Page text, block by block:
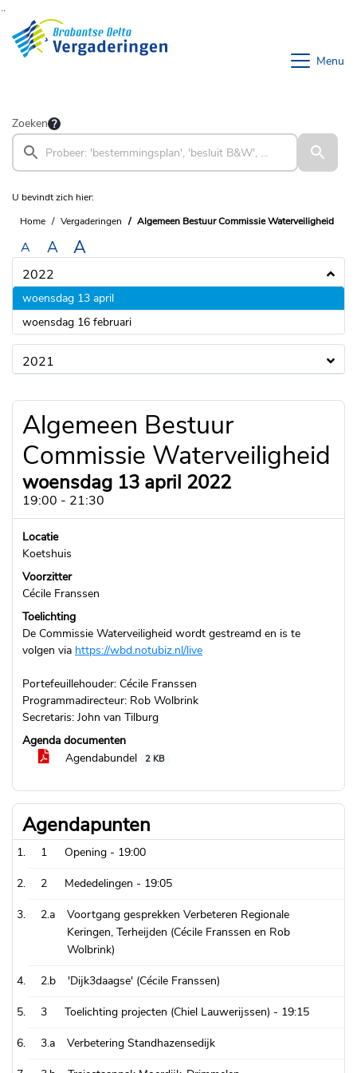
Ga naar de inhoud van deze pagina
Ga naar het zoeken
Ga naar het menu
Menu
Zoeken
U bevindt zich hier:
Home
Vergaderingen Algemeen Bestuur Commissie Waterveiligheid
A A A
2022
woensdag 13 april2022
woensdag 16 februari2022
2021
Algemeen Bestuur
Commissie Waterveiligheid
woensdag 13 april 2022
19:00 - 21:30
Locatie
Koetshuis
Voorzitter
Cécile Franssen
Toelichting
De Commissie Waterveiligheid wordt gestreamd en is te
volgen via https://wbd.notubiz.nl/live
Portefeuillehouder: Cécile Franssen
Programmadirecteur: Rob Wolbrink
Secretaris: John van Tilburg
Agenda documenten
Agendabundel
2 KB
Agendapunten
1 Opening - 19:00
2 Mededelingen - 19:05
2.a
Voortgang gesprekken Verbeteren Regionale
Keringen, Terheijden (Cécile Franssen en Rob
Wolbrink)
2.b 'Dijk3daagse' (Cécile Franssen)
3 Toelichting projecten (Chiel Lauwerijssen) - 19:15
3.a Verbetering Standhazensedijk